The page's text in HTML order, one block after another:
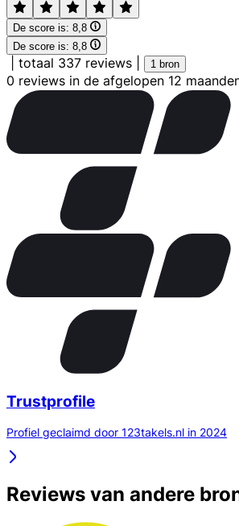
De score is: 8,8
De score is: 8,8
totaal 337 reviews 1 bron
0 reviews in de afgelopen 12
Trustprofile
Profiel geclaimd door 123takels.nl in 2024
Reviews van andere